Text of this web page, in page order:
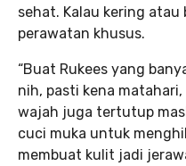
sehat. Kalau kering
perawatan khusus.
“Buat Rukees yang
nih, pasti kena
wajah juga tertutup
cuci muka untuk
membuat kulit jadi